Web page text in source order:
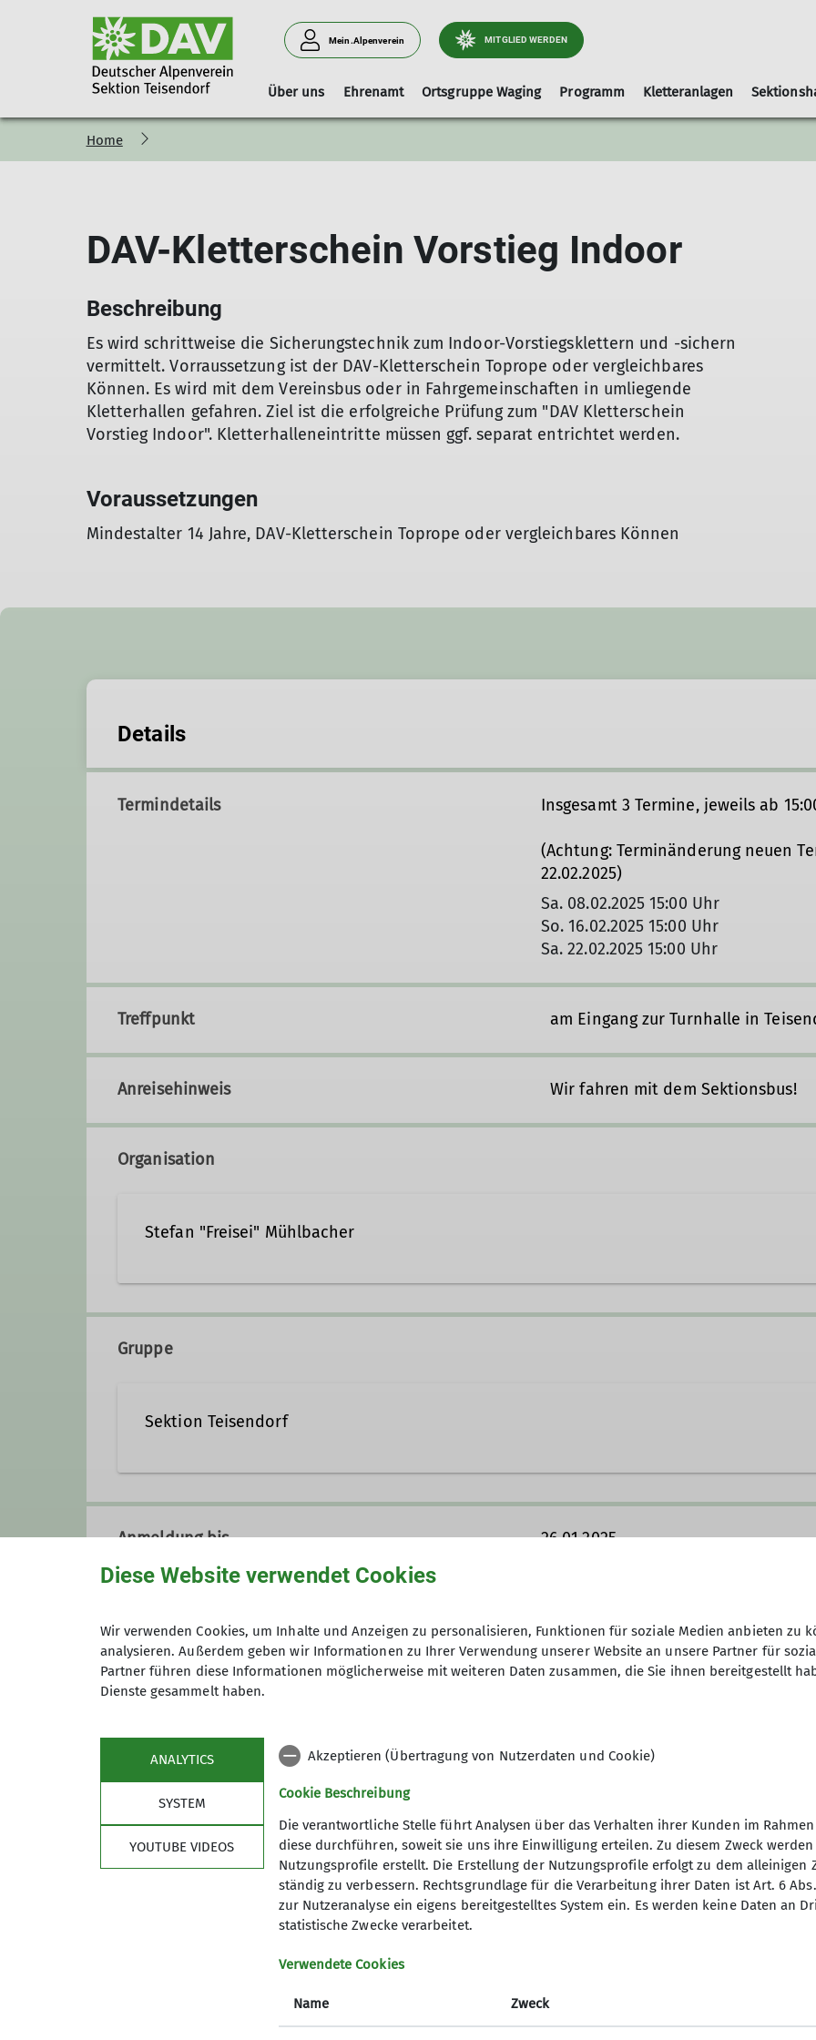
Mein.Alpenverein MITGLIED WERDEN
Über uns
Vorstand Geschäftsstelle Mitgliedschaft Arbeitsgebiet Wege Tourenleiter Artikel und Berichte
Ehrenamt Ortsgruppe Waging
Vorstandschaft Leihausrüstung
Programm
Hinweise Ausrüstungslisten
Kletteranlagen
Boulderhalle Teisendorf Kletterhalle-Waging
Kinderklettern
Home
DAV-Kletterschein Vorstieg Indoor
Beschreibung
Es wird schrittweise die Sicherungstechnik zum Indoor-Vorstiegsklettern und -sichern
vermittelt. Vorraussetzung ist der DAV-Kletterschein Toprope oder vergleichbares
Können. Es wird mit dem Vereinsbus oder in Fahrgemeinschaften in umliegende
Kletterhallen gefahren. Ziel ist die erfolgreiche Prüfung zum "DAV Kletterschein
Vorstieg Indoor". Kletterhalleneintritte müssen ggf. separat entrichtet werden.
Voraussetzungen
Mindestalter 14 Jahre, DAV-Kletterschein Toprope oder vergleichbares Können
Details
Termindetails Insgesamt 3 Termine, jeweils ab
(Achtung: Terminänderung neuen
22.02.2025)
Sa. 08.02.2025 15:00 Uhr
So. 16.02.2025 15:00 Uhr
Sa. 22.02.2025 15:00 Uhr
Treffpunkt am Eingang zur Turnhalle in
Anreisehinweis Wir fahren mit dem Sektionsbus!
Organisation
Stefan "Freisei" Mühlbacher
Trainer*in C Bouldern Breitensport Indoor
Trainer*in B Sportklettern Breitensport
Gruppe
Sektion Teisendorf
Anmeldung bis 26.01.2025
Maximale Teilnehmeranzahl 6
wichtige Infos
Lawinenlageberichte
Partner
Diese Website verwendet Cookies
Wir verwenden Cookies, um Inhalte und Anzeigen zu personalisieren, Funktionen für soziale Medien anbieten zu
analysieren. Außerdem geben wir Informationen zu Ihrer Verwendung unserer Website an unsere Partner für
Partner führen diese Informationen möglicherweise mit weiteren Daten zusammen, die Sie ihnen bereitgestellt
Dienste gesammelt haben.
ANALYTICS
SYSTEM
YOUTUBE VIDEOS
Akzeptieren (Übertragung von Nutzerdaten und Cookie)
Cookie Beschreibung
Die verantwortliche Stelle führt Analysen über das Verhalten ihrer Kunden im
diese durchführen, soweit sie uns ihre Einwilligung erteilen. Zu diesem Zweck
Nutzungsprofile erstellt. Die Erstellung der Nutzungsprofile erfolgt zu dem alleinigen
ständig zu verbessern. Rechtsgrundlage für die Verarbeitung ihrer Daten ist Art. 6
zur Nutzeranalyse ein eigens bereitgestelltes System ein. Es werden keine Daten an
statistische Zwecke verarbeitet.
Verwendete Cookies
Name Zweck